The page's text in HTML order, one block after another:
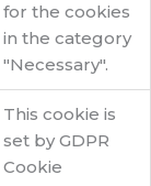
for the cookies
in the category
"Necessary".
This cookie is
set by GDPR
Cookie